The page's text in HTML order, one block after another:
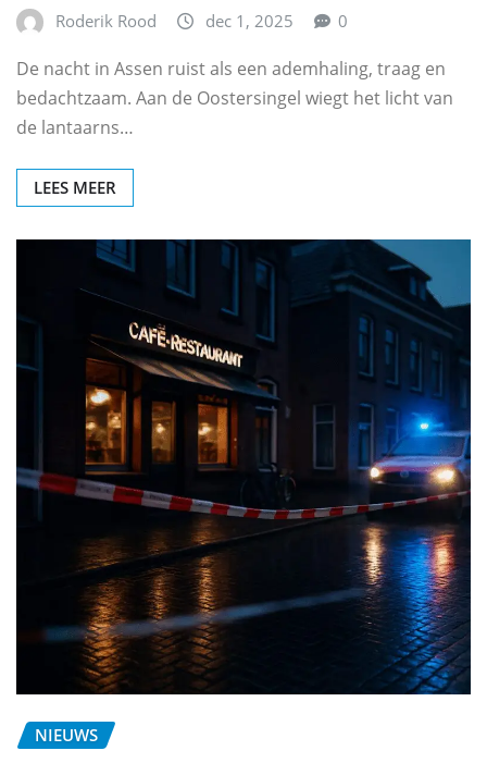
Roderik Rood dec 1, 2025 0
De nacht in Assen ruist als een ademhaling, traag en
bedachtzaam. Aan de Oostersingel wiegt het licht van
de lantaarns…
LEES MEER
NIEUWS